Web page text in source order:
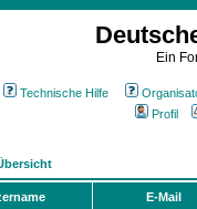
Ein
Technische Hilfe
Profil
E-Mail